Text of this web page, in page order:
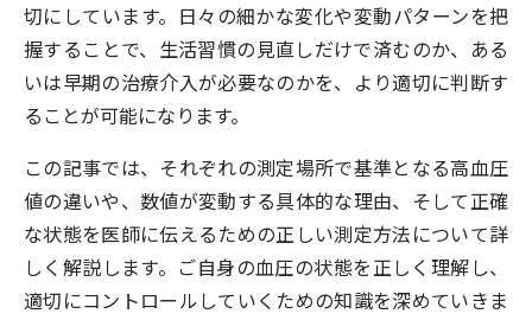
切にしています。日々の細かな変化や変動パターンを把
握することで、生活習慣の見直しだけで済むのか、ある
いは早期の治療介入が必要なのかを、より適切に判断す
ることが可能になります。
この記事では、それぞれの測定場所で基準となる高血圧
値の違いや、数値が変動する具体的な理由、そして正確
な状態を医師に伝えるための正しい測定方法について詳
しく解説します。ご自身の血圧の状態を正しく理解し、
適切にコントロールしていくための知識を深めていきま